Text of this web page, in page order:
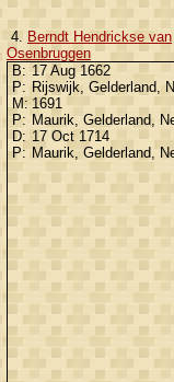
4. Berndt Hendrickse van
Osenbruggen
B: 17 Aug 1662
P: Rijswijk, Gelderland,
M: 1691
P:Maurik, Gelderland,
D: 17 Oct 1714
P: Maurik, Gelderland,